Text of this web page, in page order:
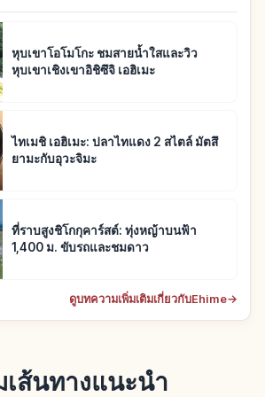
หุบเขาโอโมโกะ ชมสายน้ำใสและวิว
หุบเขาเชิงเขาอิชิซึจิ เอฮิเมะ
ไทเมชิ เอฮิเมะ: ปลาไทแดง 2 สไตล์ มัตสึ
ยามะกับอุวะจิมะ
ที่ราบสูงชิโกกุคาร์สต์: ทุ่งหญ้าบนฟ้า
1,400 ม. ขับรถและชมดาว
ดูบทความเพิ่มเติมเกี่ยวกับEhime→
เส้นทางแนะนำ